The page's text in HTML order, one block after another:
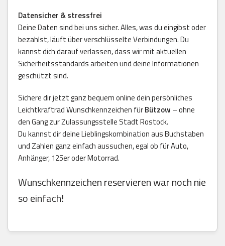
Datensicher & stressfrei
Deine Daten sind bei uns sicher. Alles, was du eingibst oder
bezahlst, läuft über verschlüsselte Verbindungen. Du
kannst dich darauf verlassen, dass wir mit aktuellen
Sicherheitsstandards arbeiten und deine Informationen
geschützt sind.
Sichere dir jetzt ganz bequem online dein persönliches
Leichtkraftrad Wunschkennzeichen fürBützow – ohne
den Gang zur Zulassungsstelle Stadt Rostock.
Du kannst dir deine Lieblingskombination aus Buchstaben
und Zahlen ganz einfach aussuchen, egal ob für Auto,
Anhänger, 125er oder Motorrad.
Wunschkennzeichen reservieren war noch nie
so einfach!